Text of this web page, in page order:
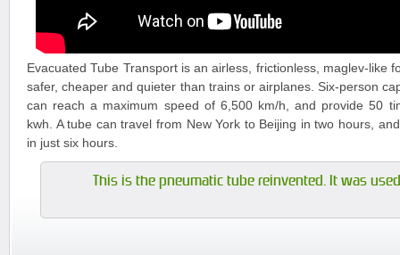
Evacuated Tube Transport is an airless, frictionless, maglev-like
safer, cheaper and quieter than trains or airplanes. Six-person
can reach a maximum speed of 6,500 km/h, and provide 50
kwh. A tube can travel from New York to Beijing in two hours,
in just six hours.
This is the pneumatic tube reinvented. It was used